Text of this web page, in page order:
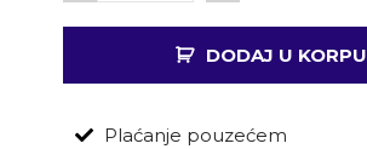
DODAJ U KORPU
Plaćanje pouzećem